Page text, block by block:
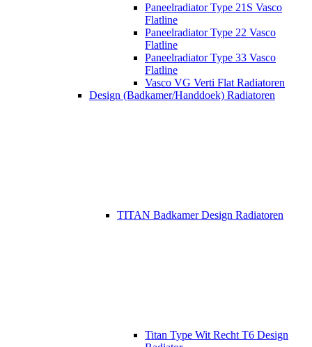
Paneelradiator Type 21S Vasco
Flatline
Paneelradiator Type 22 Vasco
Flatline
Paneelradiator Type 33 Vasco
Flatline
Vasco VG Verti Flat Radiatoren
Design (Badkamer/Handdoek) Radiatoren
TITAN Badkamer Design Radiatoren
Titan Type Wit Recht T6 Design